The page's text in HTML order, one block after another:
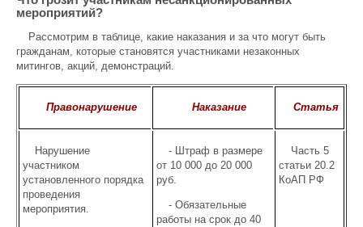
мероприятий?
Рассмотрим в таблице, какие наказания и за что могут быть
гражданам, которые становятся участниками незаконных
митингов, акций, демонстраций.
Правонарушение Наказание Статья
Нарушение
участником
установленного порядка
проведения
мероприятия.
- Штраф в размере
от 10 000 до 20 000
руб.
- Обязательные
работы на срок до 40
Часть 5
статьи 20.2
КоАП РФ